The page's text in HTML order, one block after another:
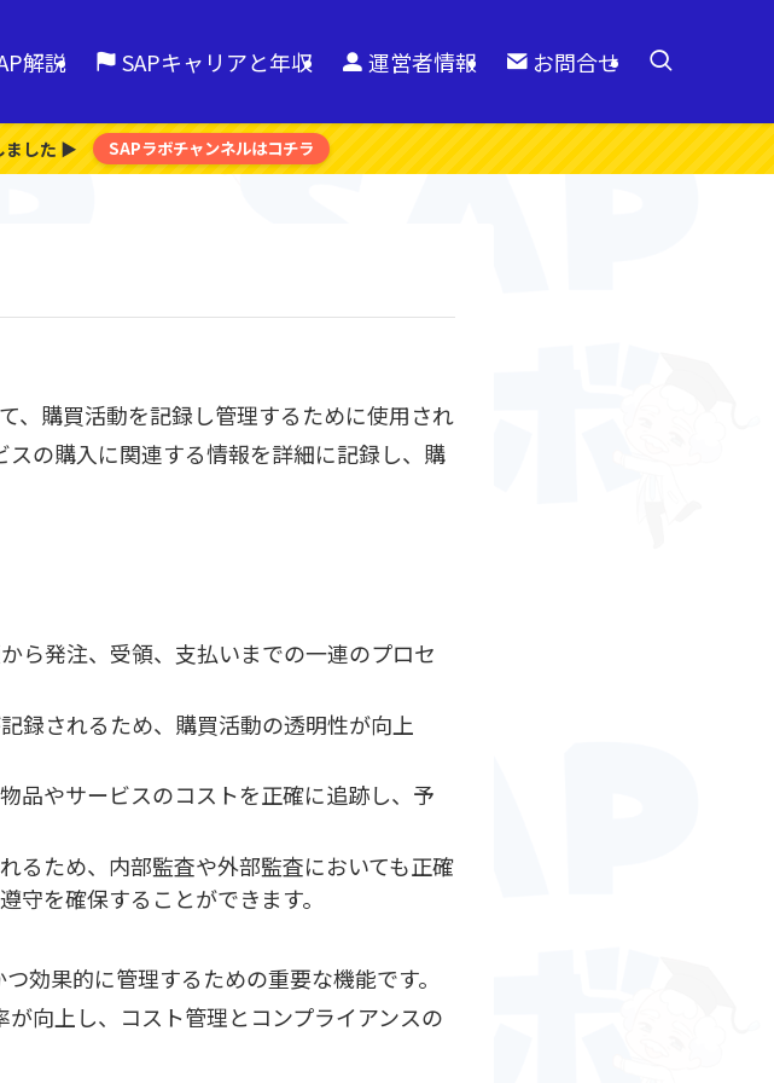
解説 SAPキャリアと年収 運営者情報 お問合せ
ました ▶ SAPラボチャンネルはコチラ
、購買活動を記録し管理するために使用され
の購入に関連する情報を詳細に記録し、購
ら発注、受領、支払いまでの一連のプロセ
録されるため、購買活動の透明性が向上
品やサービスのコストを正確に追跡し、予
るため、内部監査や外部監査においても正確
守を確保することができます。
効果的に管理するための重要な機能です。
向上し、コスト管理とコンプライアンスの